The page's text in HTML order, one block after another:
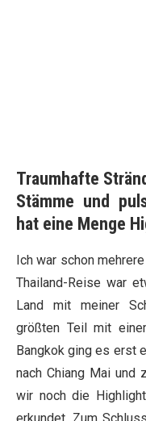
Traumhafte
Stämme und
hat eine Menge
Ich war schon
Thailand-Reise war
Land mit meiner
größten Teil mit
Bangkok ging es erst
nach Chiang Mai und
wir noch die
erkundet. Zum